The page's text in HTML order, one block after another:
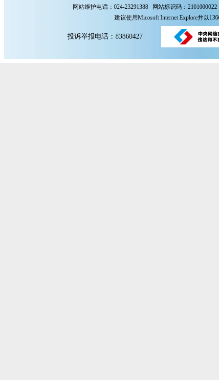
网站维护电话：024-23291388 网站标识码：2101000022
建议使用Micosoft Internet Explore并以
投诉举报电话：83860427